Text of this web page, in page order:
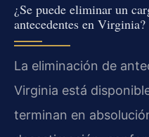
¿Se puede eliminar un
antecedentes en Virginia?
La eliminación de
Virginia está
terminan en